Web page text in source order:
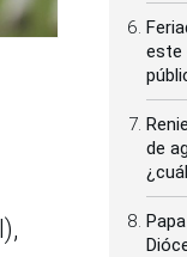
este
de